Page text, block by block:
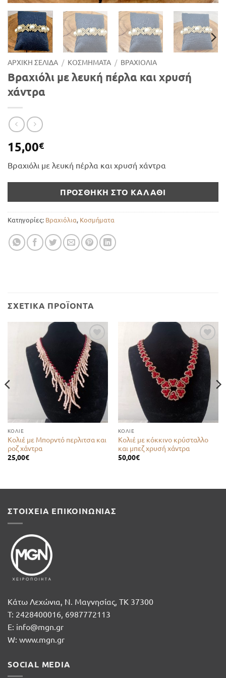
ΑΡΧΙΚΉ ΣΕΛΊΔΑ / ΚΟΣΜΉΜΑΤΑ / ΒΡΑΧΙΌΛΙΑ
Βραχιόλι με λευκή πέρλα και χρυσή
χάντρα
15,00€
Βραχιόλι με λευκή πέρλα και χρυσή χάντρα
ΠΡΟΣΘΉΚΗ ΣΤΟ ΚΑΛΆΘΙ
Κατηγορίες: Βραχιόλια, Κοσμήματα
ΣΧΕΤΙΚΆ ΠΡΟΪΌΝΤΑ
Add to
wishlist
ΚΟΛΙΈ
Κολιέ με Μπορντό περλιτσα και
ροζ χάντρα
25,00€
Add to
wishlist
ΚΟΛΙΈ
Κολιέ με κόκκινο κρύσταλλο
και μπεζ χρυσή χάντρα
50,00€
ΣΤΟΙΧΕΙΑ ΕΠΙΚΟΙΝΩΝΙΑΣ
Κάτω Λεχώνια, Ν. Μαγνησίας, ΤΚ 37300
T: 2428400016, 6987772113
E: info@mgn.gr
W: www.mgn.gr
SOCIAL MEDIA